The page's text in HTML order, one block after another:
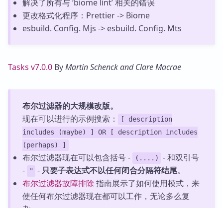
解决了所有与 ‘biome lint’ 相关的错误
更改格式化程序：Prettier -> Biome
esbuild. Config. Mjs -> esbuild. Config. Mts
Tasks v7.0.0 ByMartin Schenck and Clare Macrae
布尔过滤器的大规模改版。
现在可以进行的示例搜索：
[ description
includes (maybe) ] OR [ description includes
(perhaps) ]
布尔过滤器现在可以包含括号 - (....)
- 和双引号
-
" -只要子表达式不以任何闭合分隔符结尾。
布尔过滤器故障排除 指南展示了如何使用模式，来
使任何布尔过滤器现在都可以工作，无论多么复